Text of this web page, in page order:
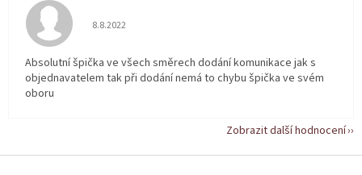
Hodnocení obchodu je 5 z 5 hvězdiček.
8.8.2022
Absolutní špička ve všech směrech dodání komunikace jak s
objednavatelem tak při dodání nemá to chybu špička ve svém
oboru
Zobrazit další hodnocení
Z